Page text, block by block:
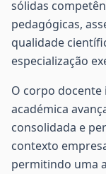
sólidas
pedagógicas,
qualidade
especialização
O corpo
académica
consolidada e
contexto
permitindo uma